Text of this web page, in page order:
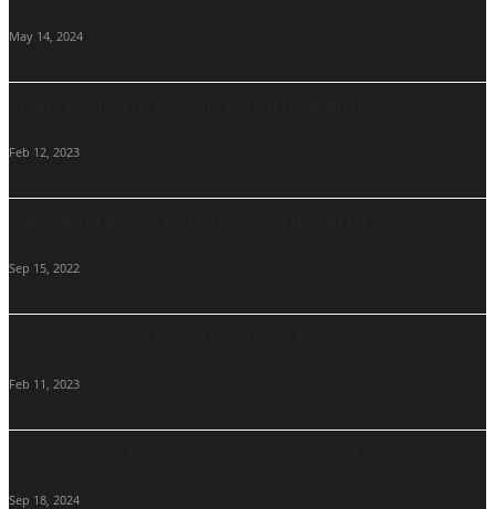
May 14, 2024
Feb 12, 2023
Sep 15, 2022
Feb 11, 2023
Sep 18, 2024